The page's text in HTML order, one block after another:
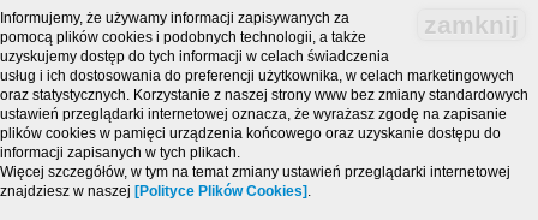
zamknij
Informujemy, że używamy informacji zapisywanych za
pomocą plików cookies i podobnych technologii, a także
uzyskujemy dostęp do tych informacji w celach świadczenia
usług i ich dostosowania do preferencji użytkownika, w celach marketingowych
oraz statystycznych. Korzystanie z naszej strony www bez zmiany standardowych
ustawień przeglądarki internetowej oznacza, że wyrażasz zgodę na zapisanie
plików cookies w pamięci urządzenia końcowego oraz uzyskanie dostępu do
informacji zapisanych w tych plikach.
Więcej szczegółów, w tym na temat zmiany ustawień przeglądarki internetowej
znajdziesz w naszej [Polityce Plików Cookies] .